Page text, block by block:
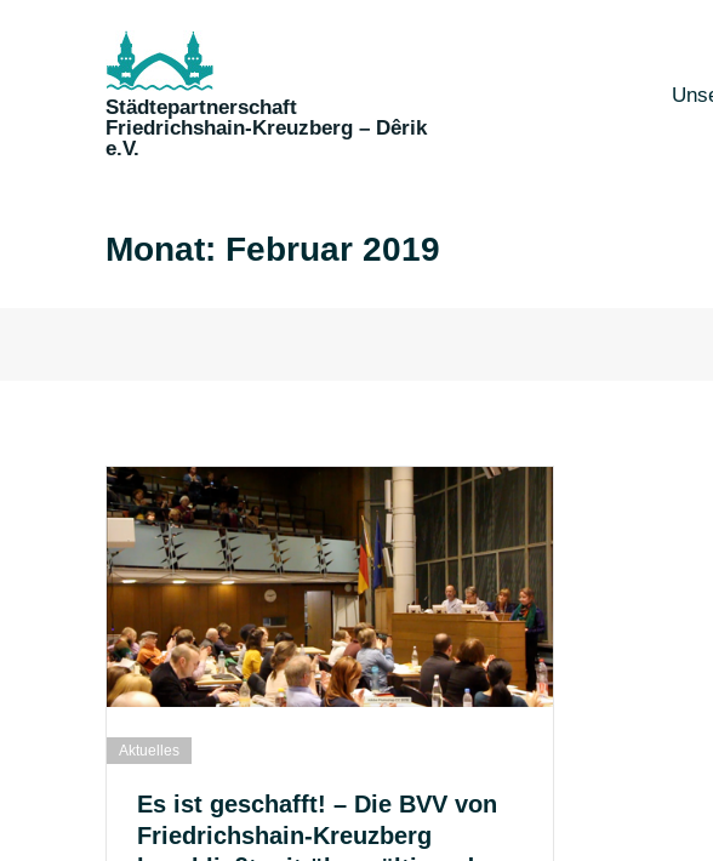
Städtepartnerschaft
Friedrichshain-Kreuzberg – Dêrik
e.V.
Monat: Februar 2019
Aktuelles
Es ist geschafft! – Die BVV von
Friedrichshain-Kreuzberg